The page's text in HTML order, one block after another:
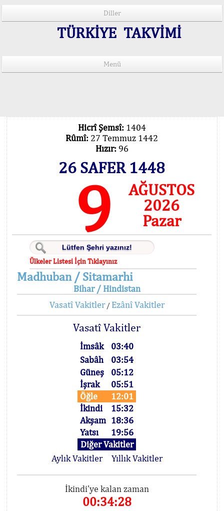
Diller
TÜRKİYE TAKVİMİ
Menü
Hicrî Şemsî: 1404
Rûmî: 27 Temmuz 1442
Hızır: 96
26 SAFER 1448
9
AĞUSTOS
2026
Pazar
Ülkeler Listesi İçin Tıklayınız
Madhuban / Sitamarhi
Bihar / Hindistan
Vasatî Vakitler/ Ezânî Vakitler
Vasatî Vakitler
İmsâk
03:40
Sabâh
03:54
Güneş
05:12
İşrak
05:51
Öğle
12:01
İkindi
15:32
Akşam 18:36
Yatsı
19:56
Diğer Vakitler
Aylık Vakitler
Yıllık Vakitler
İkindi'ye kalan zaman
00:34:28